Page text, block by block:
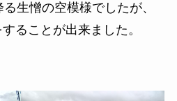
生憎の空模様でしたが、
ることが出来ました。